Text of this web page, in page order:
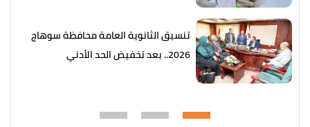
تنسيق الثانوية العامة محافظة سوهاج
2026.. بعد تخفيض الحد الأدني